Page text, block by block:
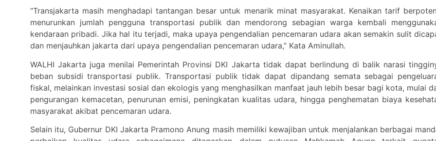
“Transjakarta masih menghadapi tantangan besar untuk menarik minat masyarakat. Kenaikan tarif
menurunkan jumlah pengguna transportasi publik dan mendorong sebagian warga kembali
kendaraan pribadi. Jika hal itu terjadi, maka upaya pengendalian pencemaran udara akan semakin sulit
dan menjauhkan jakarta dari upaya pengendalian pencemaran udara,” Kata Aminullah.
WALHI Jakarta juga menilai Pemerintah Provinsi DKI Jakarta tidak dapat berlindung di balik narasi
beban subsidi transportasi publik. Transportasi publik tidak dapat dipandang semata sebagai
fiskal, melainkan investasi sosial dan ekologis yang menghasilkan manfaat jauh lebih besar bagi kota, mulai
pengurangan kemacetan, penurunan emisi, peningkatan kualitas udara, hingga penghematan biaya
masyarakat akibat pencemaran udara.
Selain itu, Gubernur DKI Jakarta Pramono Anung masih memiliki kewajiban untuk menjalankan berbagai